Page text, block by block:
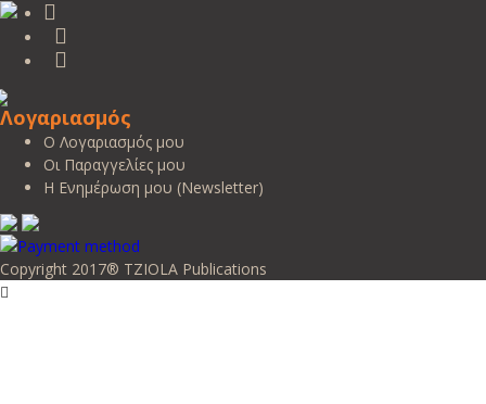
Λογαριασμός
Ο Λογαριασμός μου
Οι Παραγγελίες μου
Η Ενημέρωση μου (Newsletter)
Copyright 2017® TZIOLA Publications